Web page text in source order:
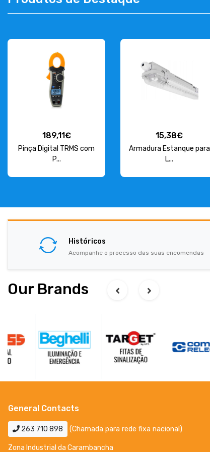
CONTACT
geral@luxivo.pt
189,11€
Pinça Digital TRMS com
P...
15,38€
Armadura Estanque para
L...
Históricos
Acompanhe o processo das suas encomendas
Our Brands
General Contacts
263 710 898 (Chamada para rede fixa nacional)
Zona Industrial da Carambancha